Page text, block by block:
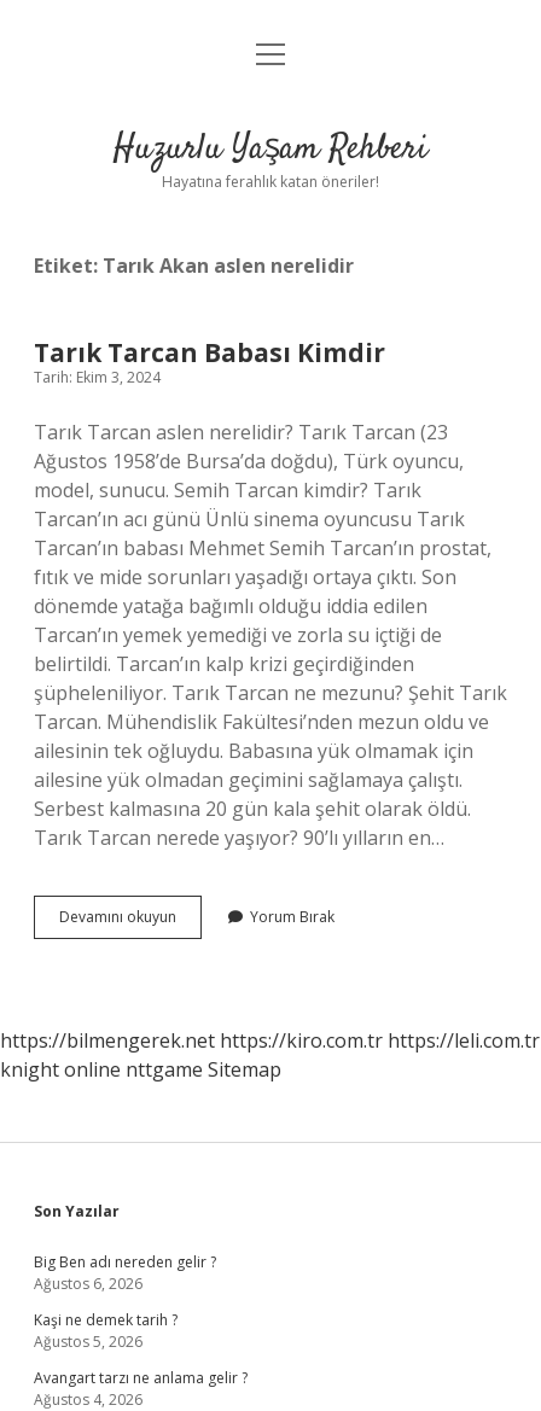
Anasayfa
Yasal Uyarı
menüyü
Huzurlu Yaşam Rehberi
Hayatına ferahlık katan öneriler!
Etiket: Tarık Akan aslen nerelidir
Tarık Tarcan Babası Kimdir
Tarih: Ekim 3, 2024
Tarık Tarcan aslen nerelidir? Tarık Tarcan (23
Ağustos 1958’de Bursa’da doğdu), Türk oyuncu,
model, sunucu. Semih Tarcan kimdir? Tarık
Tarcan’ın acı günü Ünlü sinema oyuncusu Tarık
Tarcan’ın babası Mehmet Semih Tarcan’ın prostat,
fıtık ve mide sorunları yaşadığı ortaya çıktı. Son
dönemde yatağa bağımlı olduğu iddia edilen
Tarcan’ın yemek yemediği ve zorla su içtiği de
belirtildi. Tarcan’ın kalp krizi geçirdiğinden
şüpheleniliyor. Tarık Tarcan ne mezunu? Şehit Tarık
Tarcan. Mühendislik Fakültesi’nden mezun oldu ve
ailesinin tek oğluydu. Babasına yük olmamak için
ailesine yük olmadan geçimini sağlamaya çalıştı.
Serbest kalmasına 20 gün kala şehit olarak öldü.
Tarık Tarcan nerede yaşıyor? 90’lı yılların en…
Devamını okuyun
Tarcan
Yorum Bırak
https://bilmengerek.net https://kiro.com.tr https://leli.com.tr
knight online nttgame Sitemap
Sidebar
Son Yazılar
Big Ben adı nereden gelir ?
Ağustos 6, 2026
Kaşi ne demek tarih ?
Ağustos 5, 2026
Avangart tarzı ne anlama gelir ?
Ağustos 4, 2026